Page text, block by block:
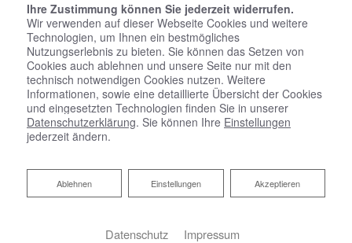
Ihre Zustimmung können Sie jederzeit widerrufen.
Wir verwenden auf dieser Webseite Cookies und weitere
Technologien, um Ihnen ein bestmögliches
Nutzungserlebnis zu bieten. Sie können das Setzen von
Cookies auch ablehnen und unsere Seite nur mit den
technisch notwendigen Cookies nutzen. Weitere
Informationen, sowie eine detaillierte Übersicht der Cookies
und eingesetzten Technologien finden Sie in unserer
Datenschutzerklärung. Sie können Ihre Einstellungen
jederzeit ändern.
Akzeptieren
Einstellungen
Ablehnen
Ablehnen
Datenschutz Impressum